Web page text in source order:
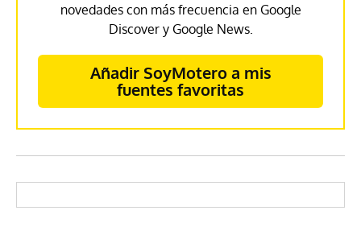
novedades con más frecuencia en Google
Discover y Google News.
Añadir SoyMotero a mis
fuentes favoritas